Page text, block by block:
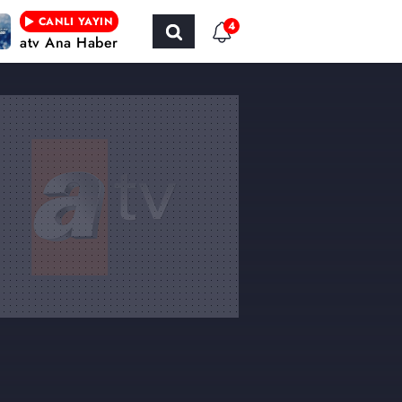
CANLI YAYIN
atv Ana Haber
4